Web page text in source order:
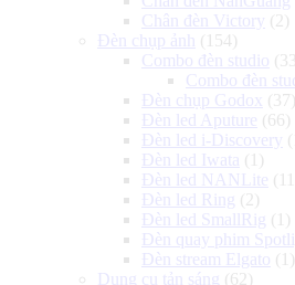
Chân đèn Victory (2)
Đèn chụp ảnh
(154)
Combo đèn studio
Combo đèn
Đèn chụp Godox (37)
Đèn led Aputure (66)
Đèn led i-Discovery
Đèn led Iwata (1)
Đèn led NANLite
Đèn led Ring (2)
Đèn led SmallRig (1)
Đèn quay phim
Đèn stream Elgato (1)
Dụng cụ tản sáng (62)